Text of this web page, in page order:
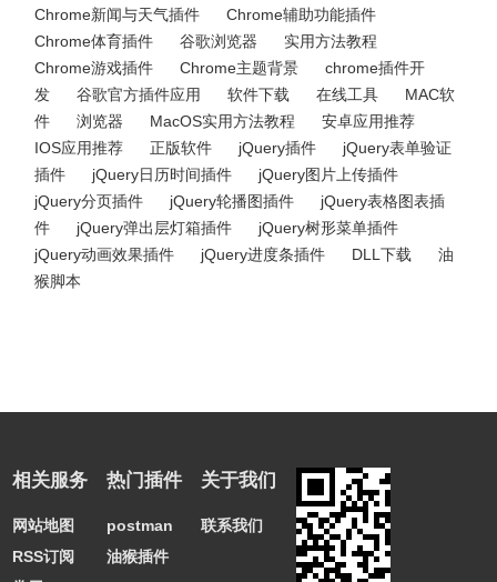
Chrome新闻与天气插件
Chrome辅助功能插件
Chrome体育插件
谷歌浏览器
实用方法教程
Chrome游戏插件
Chrome主题背景
chrome插件开
发
谷歌官方插件应用 软件下载 在线工具
MAC软
件
浏览器 MacOS实用方法教程
安卓应用推荐
IOS应用推荐
正版软件 jQuery插件
jQuery表单验证
插件
jQuery日历时间插件
jQuery图片上传插件
jQuery分页插件
jQuery轮播图插件
jQuery表格图表插
件
jQuery弹出层灯箱插件
jQuery树形菜单插件
jQuery动画效果插件
jQuery进度条插件 DLL下载
油
猴脚本
相关服务
网站地图
RSS订阅
热门插件
postman
油猴插件
关于我们
联系我们